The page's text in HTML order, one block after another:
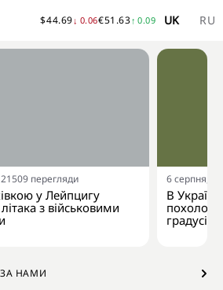
$44.69↓ 0.06€51.63↑ 0.09 UK RU
21509 перегляди
у Лейпцигу
з військовими
6 серпня,
В
градусів
ЗА НАМИ